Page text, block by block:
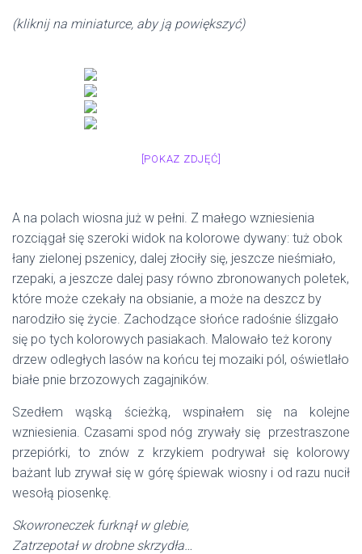
(kliknij na miniaturce, aby ją powiększyć)
[POKAZ ZDJĘĆ]
A na polach wiosna już w pełni. Z małego wzniesienia
rozciągał się szeroki widok na kolorowe dywany: tuż obok
łany zielonej pszenicy, dalej złociły się, jeszcze nieśmiało,
rzepaki, a jeszcze dalej pasy równo zbronowanych poletek,
które może czekały na obsianie, a może na deszcz by
narodziło się życie. Zachodzące słońce radośnie ślizgało
się po tych kolorowych pasiakach. Malowało też korony
drzew odległych lasów na końcu tej mozaiki pól, oświetlało
białe pnie brzozowych zagajników.
Szedłem wąską ścieżką, wspinałem się na kolejne
wzniesienia. Czasami spod nóg zrywały się przestraszone
przepiórki, to znów z krzykiem podrywał się kolorowy
bażant lub zrywał się w górę śpiewak wiosny i od razu nucił
wesołą piosenkę.
Skowroneczek furknął w glebie,
Zatrzepotał w drobne skrzydła…